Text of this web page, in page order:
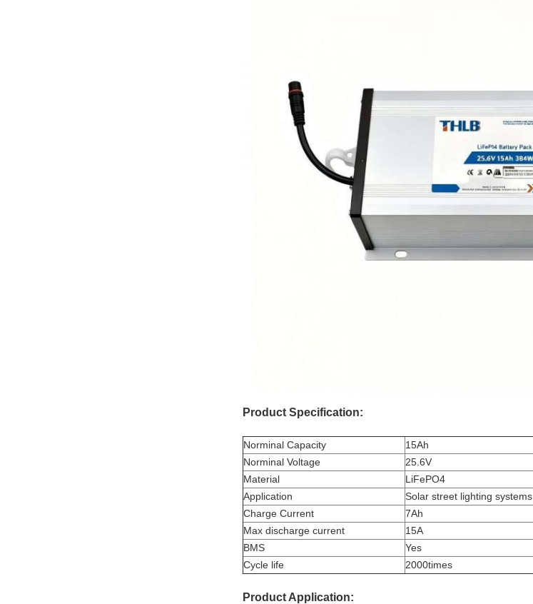
Product Specification:
Norminal Capacity
15Ah
Norminal Voltage
25.6V
Material
LiFePO4
Application
Solar street lighting systems
Charge Current
7Ah
Max discharge current
15A
BMS
Yes
Cycle life
2000times
Product Application: